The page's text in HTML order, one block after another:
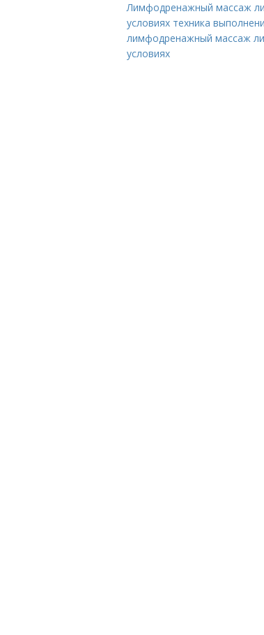
Лимфодренажный массаж
условиях техника
лимфодренажный массаж
условиях